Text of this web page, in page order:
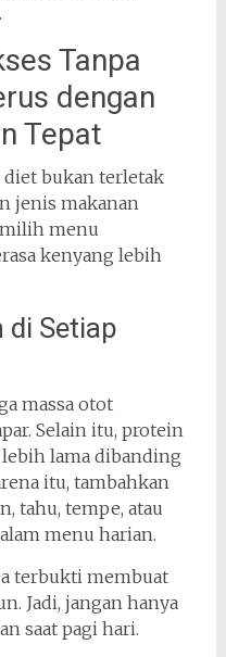
Tanpa
dengan
Tepat
diet bukan terletak
jenis makanan
menu
kenyang lebih
di Setiap
massa otot
Selain itu, protein
lama dibanding
itu, tambahkan
tahu, tempe, atau
menu harian.
terbukti membuat
Jadi, jangan hanya
saat pagi hari.